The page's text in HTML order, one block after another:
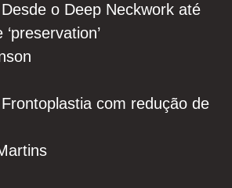
o Deep Neckwork até
com redução de